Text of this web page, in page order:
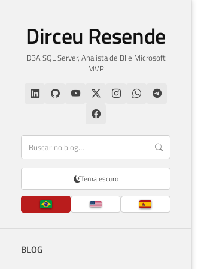
Dirceu Resende
DBA SQL Server, Analista de BI e Microsoft
MVP
Tema escuro
BLOG